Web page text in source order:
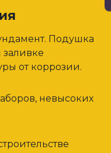
Подушка
заливке
от коррозии.
невысоких